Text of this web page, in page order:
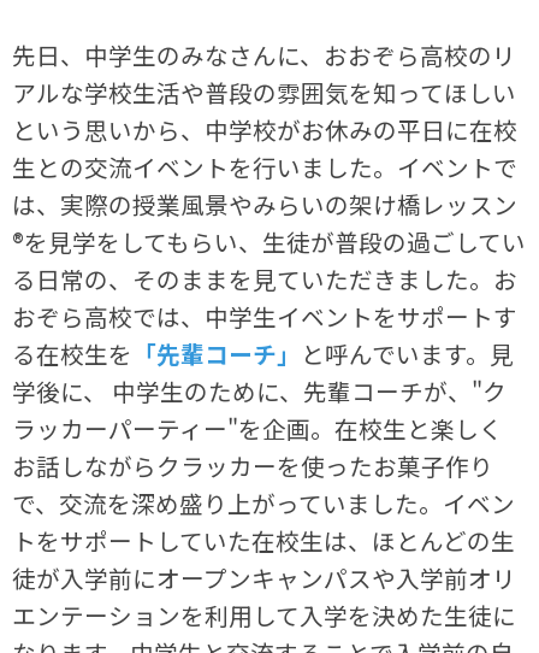
先日、中学生のみなさんに、おおぞら高校のリ
アルな学校生活や普段の雰囲気を知ってほしい
という思いから、中学校がお休みの平日に在校
生との交流イベントを行いました。イベントで
は、実際の授業風景やみらいの架け橋レッスン
®を見学をしてもらい、生徒が普段の過ごしてい
る日常の、そのままを見ていただきました。お
おぞら高校では、中学生イベントをサポートす
る在校生を 「先輩コーチ」 と呼んでいます。見
学後に、 中学生のために、先輩コーチが、"ク
ラッカーパーティー"を企画。在校生と楽しく
お話しながらクラッカーを使ったお菓子作り
で、交流を深め盛り上がっていました。イベン
トをサポートしていた在校生は、ほとんどの生
徒が入学前にオープンキャンパスや入学前オリ
エンテーションを利用して入学を決めた生徒に